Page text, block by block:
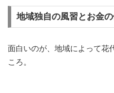
地域独自の風習とお金
面白いのが、地域によって花
ころ。